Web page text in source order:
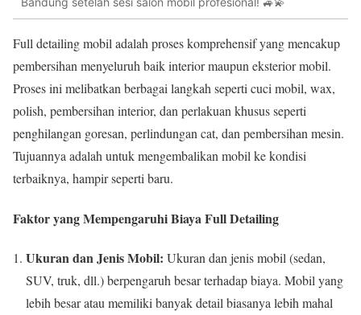
Full detailing mobil adalah proses komprehensif yang mencakup
pembersihan menyeluruh baik interior maupun eksterior mobil.
Proses ini melibatkan berbagai langkah seperti cuci mobil, wax,
polish, pembersihan interior, dan perlakuan khusus seperti
penghilangan goresan, perlindungan cat, dan pembersihan mesin.
Tujuannya adalah untuk mengembalikan mobil ke kondisi
terbaiknya, hampir seperti baru.
Faktor yang Mempengaruhi Biaya Full Detailing
Ukuran dan Jenis Mobil: Ukuran dan jenis mobil (sedan,
SUV, truk, dll.) berpengaruh besar terhadap biaya. Mobil yang
lebih besar atau memiliki banyak detail biasanya lebih mahal